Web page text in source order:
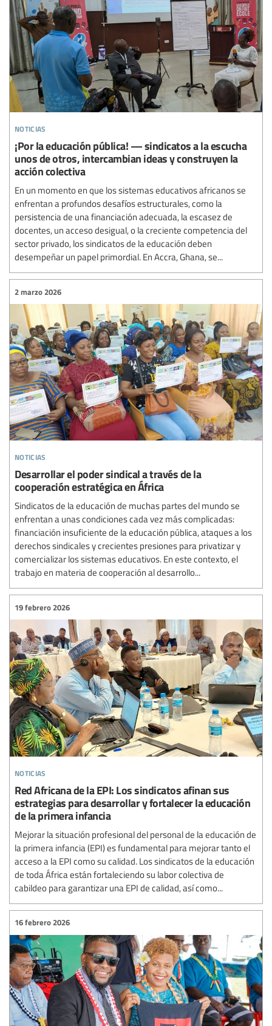
noticias
¡Por la educación pública! — sindicatos a la escucha
unos de otros, intercambian ideas y construyen la
acción colectiva
En un momento en que los sistemas educativos africanos se
enfrentan a profundos desafíos estructurales, como la
persistencia de una financiación adecuada, la escasez de
docentes, un acceso desigual, o la creciente competencia del
sector privado, los sindicatos de la educación deben
desempeñar un papel primordial. En Accra, Ghana, se...
noticias
2 marzo 2026
Desarrollar el poder sindical a través de la
cooperación estratégica en África
Sindicatos de la educación de muchas partes del mundo se
enfrentan a unas condiciones cada vez más complicadas:
financiación insuficiente de la educación pública, ataques a los
derechos sindicales y crecientes presiones para privatizar y
comercializar los sistemas educativos. En este contexto, el
trabajo en materia de cooperación al desarrollo...
noticias
19 febrero 2026
Red Africana de la EPI: Los sindicatos afinan sus
estrategias para desarrollar y fortalecer la educación
de la primera infancia
Mejorar la situación profesional del personal de la educación de
la primera infancia (EPI) es fundamental para mejorar tanto el
acceso a la EPI como su calidad. Los sindicatos de la educación
de toda África están fortaleciendo su labor colectiva de
cabildeo para garantizar una EPI de calidad, así como...
16 febrero 2026